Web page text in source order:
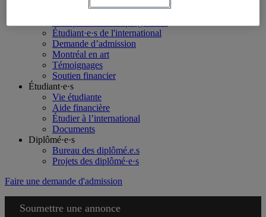
Futur·e·s étudiant·e·s
Étudiant·e·s de l'international
Demande d’admission
Montréal en art
Témoignages
Soutien financier
Étudiant·e·s
Vie étudiante
Aide financière
Étudier à l’international
Documents
Diplômé·e·s
Bureau des diplômé.e.s
Projets des diplômé·e·s
Faire une demande d'admission
Soumettre une annonce